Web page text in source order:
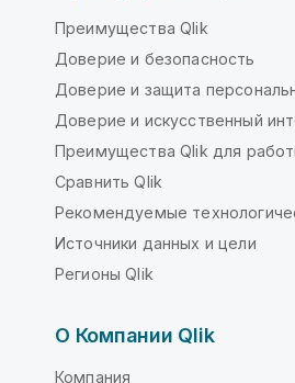
Преимущества Qlik
Доверие и безопасность
Доверие и защита
Доверие и искусственный
Преимущества Qlik для
Сравнить Qlik
Рекомендуемые
Источники данных и цели
Регионы Qlik
О Компании Qlik
Компания